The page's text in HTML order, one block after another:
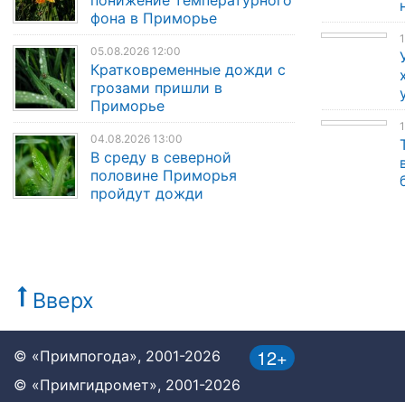
фона в Приморье
05.08.2026 12:00
Кратковременные дожди с
грозами пришли в
Приморье
04.08.2026 13:00
В среду в северной
половине Приморья
пройдут дожди
Вверх
12+
© «Примпогода», 2001-2026
© «Примгидромет», 2001-2026